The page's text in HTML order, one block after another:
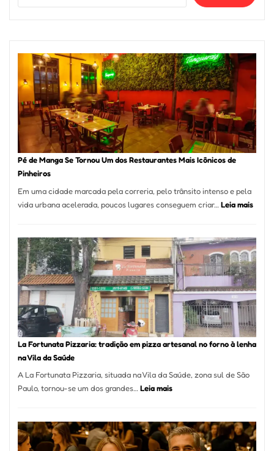
Pé de Manga Se Tornou Um dos Restaurantes Mais Icônicos de
Pinheiros
Em uma cidade marcada pela correria, pelo trânsito intenso e pela
vida urbana acelerada, poucos lugares conseguem criar… Leia mais:
Se
Um
dos
Mais
La Fortunata Pizzaria: tradição em pizza artesanal no forno à lenha
na Vila da Saúde
A La Fortunata Pizzaria, situada na Vila da Saúde, zona sul de São
Paulo, tornou-se um dos grandes…Leia mais:
Pizzaria:
tradição